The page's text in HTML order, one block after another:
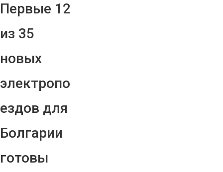
Первые 12
из 35
новых
электропо
ездов для
Болгарии
готовы